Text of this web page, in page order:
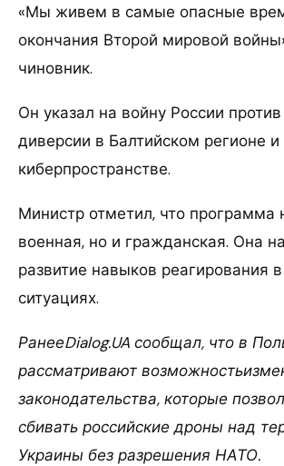
«Мы живем в самые опасные
окончания Второй мировой
чиновник.
Он указал на войну России
диверсии в Балтийском регионе и
киберпространстве.
Министр отметил, что программа
военная, но и гражданская. Она
развитие навыков реагирования
ситуациях.
РанееDialog.UA сообщал, что в
рассматривают
законодательства, которые
сбивать российские дроны над
Украины без разрешения НАТО.